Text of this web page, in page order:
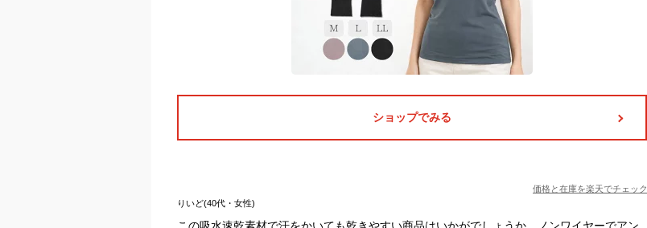
ショップでみる
価格と在庫を楽天でチェック
りいど(40代・女性)